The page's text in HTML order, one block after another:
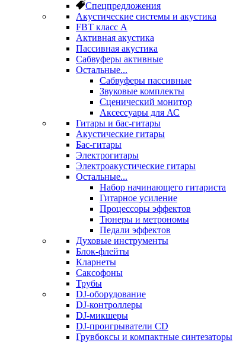
Спецпредложения
Акустические системы и акустика
FBT класс А
Активная акустика
Пассивная акустика
Сабвуферы активные
Остальные...
Сабвуферы пассивные
Звуковые комплекты
Сценический монитор
Аксессуары для АС
Гитары и бас-гитары
Акустические гитары
Бас-гитары
Электрогитары
Электроакустические гитары
Остальные...
Набор начинающего гитариста
Гитарное усиление
Процессоры эффектов
Тюнеры и метрономы
Педали эффектов
Духовые инструменты
Блок-флейты
Кларнеты
Саксофоны
Трубы
DJ-оборудование
DJ-контроллеры
DJ-микшеры
DJ-проигрыватели CD
Грувбоксы и компактные синтезаторы